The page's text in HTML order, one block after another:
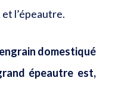
l’épeautre.
domestiqué
épeautre est,